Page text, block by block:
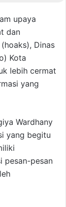
upaya
dan
Dinas
Kota
lebih cermat
yang
Wardhany
yang begitu
pesan-pesan